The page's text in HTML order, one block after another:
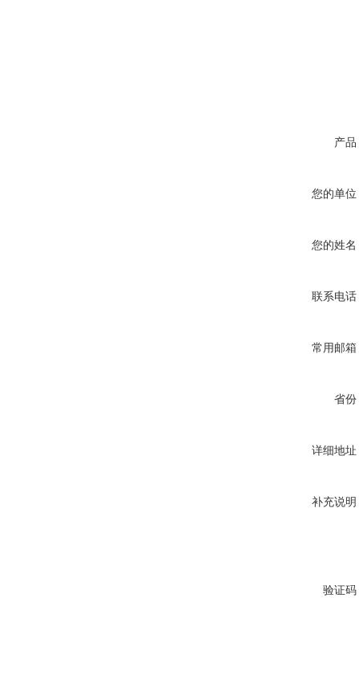
产品
您的单位
您的姓名
联系电话
常用邮箱
省份
详细地址
补充说明
验证码